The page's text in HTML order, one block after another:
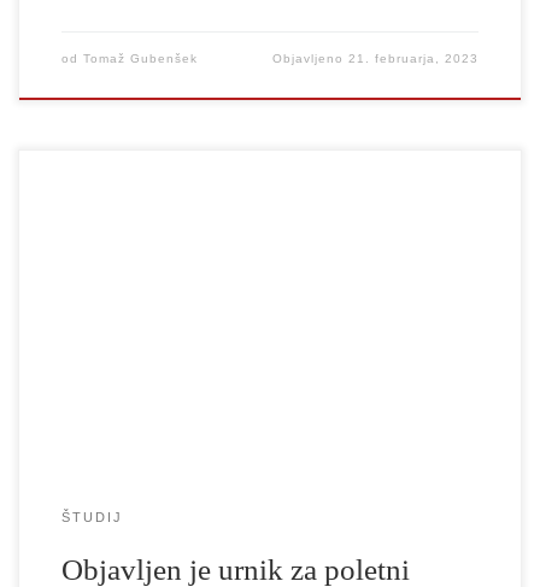
od Tomaž Gubenšek Objavljeno21. februarja, 2023
ŠTUDIJ
Objavljen je urnik za poletni